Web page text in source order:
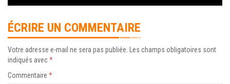
ÉCRIRE UN COMMENTAIRE
Votre adresse e-mail ne sera pas publiée. Les champs obligatoires sont
indiqués avec*
Commentaire *